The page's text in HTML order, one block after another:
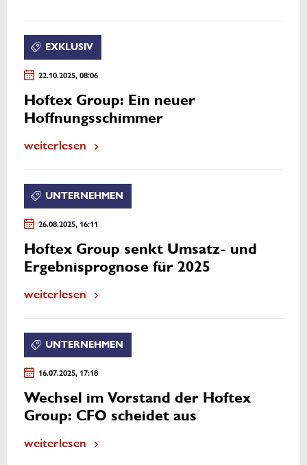
EXKLUSIV
22.10.2025, 08:06
Hoftex Group: Ein neuer
Hoffnungsschimmer
weiterlesen
UNTERNEHMEN
26.08.2025, 16:11
Hoftex Group senkt Umsatz- und
Ergebnisprognose für 2025
weiterlesen
UNTERNEHMEN
16.07.2025, 17:18
Wechsel im Vorstand der Hoftex
Group: CFO scheidet aus
weiterlesen